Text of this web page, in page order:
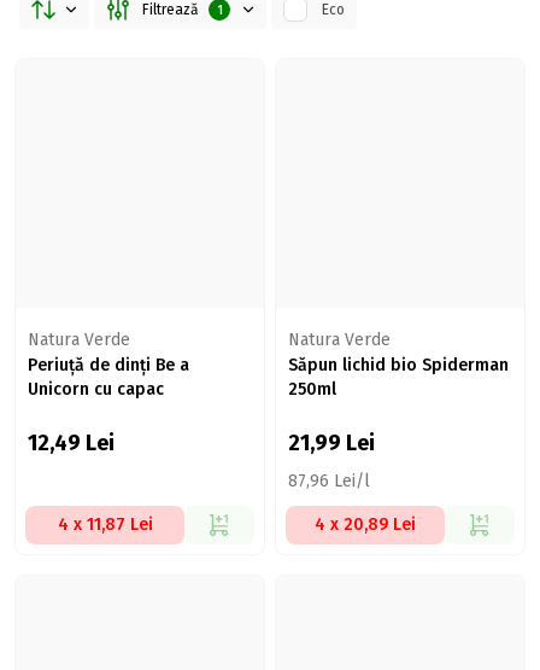
Filtrează 1 Eco
Natura Verde
Periuță de dinți Be a
Unicorn cu capac
12,49 Lei
4 x 11,87 Lei
Natura Verde
Săpun lichid bio Spiderman
250ml
21,99 Lei
87,96 Lei/l
4 x 20,89 Lei